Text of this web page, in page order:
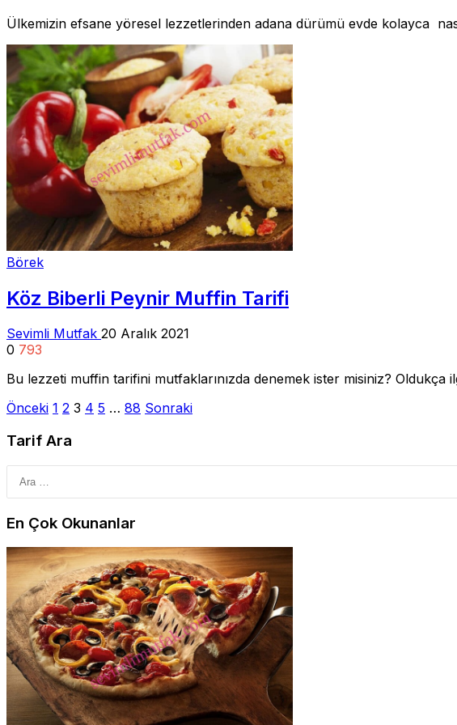
Ülkemizin efsane yöresel lezzetlerinden adana dürümü evde kolayca
Börek
Köz Biberli Peynir Muffin Tarifi
Sevimli Mutfak 20 Aralık 2021
0 793
Bu lezzeti muffin tarifini mutfaklarınızda denemek ister misiniz?
Yazı
sayfalandırması
Önceki 1 2 3 4 5 … 88 Sonraki
Tarif Ara
En Çok Okunanlar